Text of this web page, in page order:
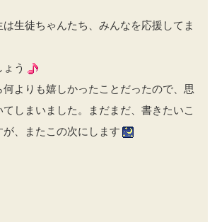
は生徒ちゃんたち、みんなを応援してま
う
よりも嬉しかったことだったので、思
しまいました。まだまだ、書きたいこ
が、またこの次にします